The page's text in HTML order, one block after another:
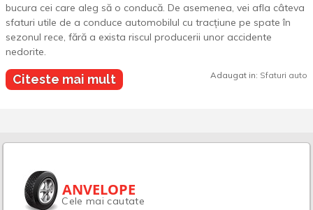
bucura cei care aleg să o conducă. De asemenea, vei afla câteva
sfaturi utile de a conduce automobilul cu tracțiune pe spate în
sezonul rece, fără a exista riscul producerii unor accidente
nedorite.
Citeste mai mult Adaugat in: Sfaturi auto
ANVELOPE
Cele mai cautate